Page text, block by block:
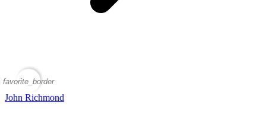
favorite_border
John Richmond